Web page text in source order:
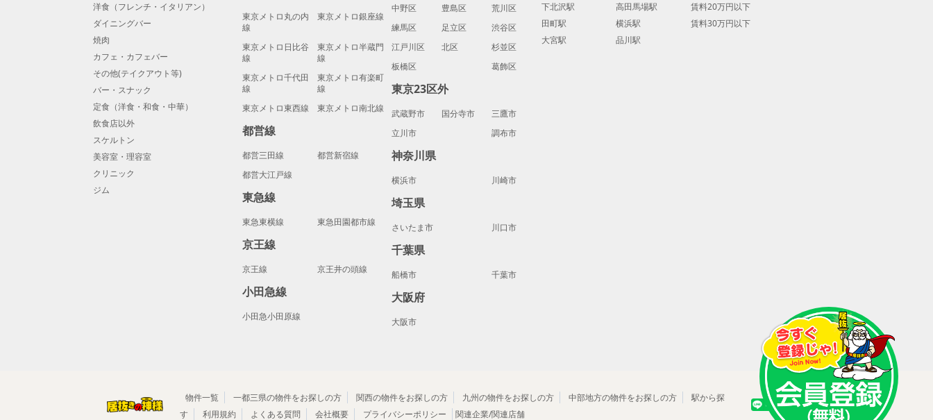
洋食（フレンチ・イタリアン）
ダイニングバー
焼肉
カフェ・カフェバー
その他(テイクアウト等)
バー・スナック
定食（洋食・和食・中華）
飲食店以外
スケルトン
美容室・理容室
クリニック
ジム
東京メトロ丸の内
線
東京メトロ銀座線
東京メトロ日比谷
線
東京メトロ半蔵門
線
東京メトロ千代田
線
東京メトロ有楽町
線
東京メトロ東西線
東京メトロ南北線
都営線
都営三田線
都営新宿線
都営大江戸線
東急線
東急東横線 東急田園都市線
京王線
京王線 京王井の頭線
小田急線
小田急小田原線
中野区
豊島区
荒川区
練馬区
足立区
渋谷区
江戸川区
北区
杉並区
板橋区
葛飾区
東京23区外
武蔵野市 国分寺市
三鷹市
立川市
調布市
神奈川県
横浜市 川崎市
埼玉県
さいたま市 川口市
千葉県
船橋市 千葉市
大阪府
大阪市
下北沢駅
高田馬場駅
田町駅
横浜駅
大宮駅
品川駅
賃料20万円以下
賃料30万円以下
物件一覧 一都三県の物件をお探しの方 関西の物件をお探しの方 九州の物件をお探しの方 中部地方の物件をお探しの方
駅から探
す
利用規約 よくある質問 会社概要 プライバシーポリシー 関連企業/関連店舗